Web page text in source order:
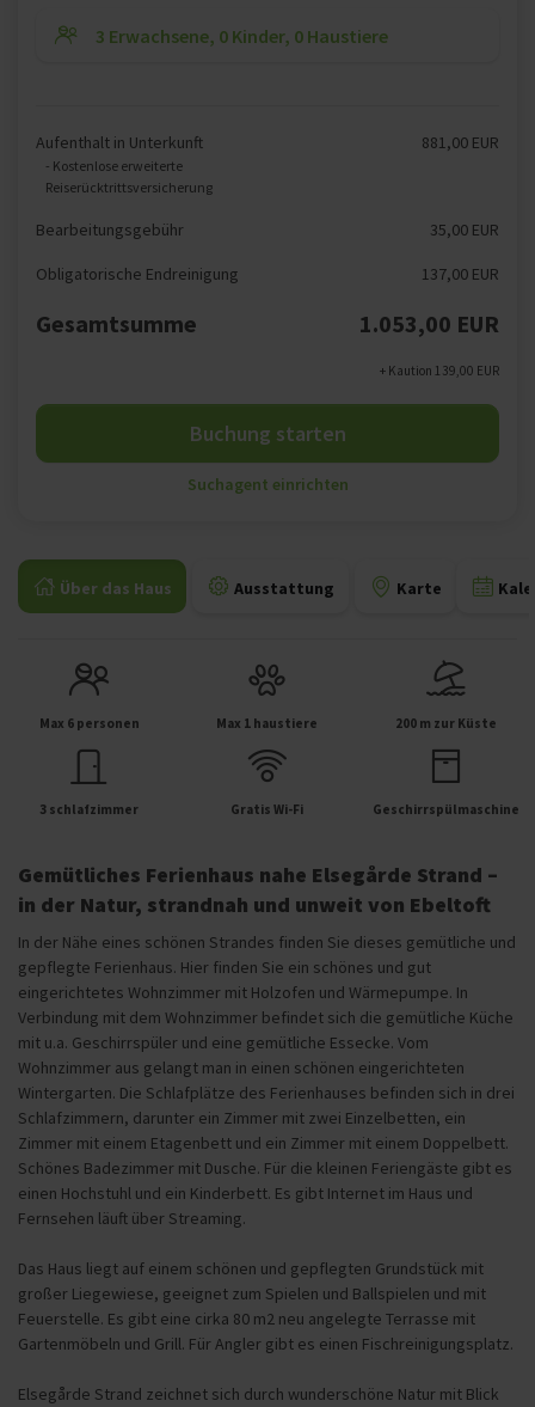
Über das Haus Ausstattung Karte
Max 6 personen Max 1 haustiere 200 m zur Küste
3 schlafzimmer Gratis Wi-Fi Geschirrspülmaschine
Gemütliches Ferienhaus nahe Elsegårde Strand –
in der Natur, strandnah und unweit von Ebeltoft
In der Nähe eines schönen Strandes finden Sie dieses gemütliche und
gepflegte Ferienhaus. Hier finden Sie ein schönes und gut
eingerichtetes Wohnzimmer mit Holzofen und Wärmepumpe. In
Verbindung mit dem Wohnzimmer befindet sich die gemütliche Küche
mit u.a. Geschirrspüler und eine gemütliche Essecke. Vom
Wohnzimmer aus gelangt man in einen schönen eingerichteten
Wintergarten. Die Schlafplätze des Ferienhauses befinden sich in drei
Schlafzimmern, darunter ein Zimmer mit zwei Einzelbetten, ein
Zimmer mit einem Etagenbett und ein Zimmer mit einem Doppelbett.
Schönes Badezimmer mit Dusche. Für die kleinen Feriengäste gibt es
einen Hochstuhl und ein Kinderbett. Es gibt Internet im Haus und
Fernsehen läuft über Streaming.
Das Haus liegt auf einem schönen und gepflegten Grundstück mit
großer Liegewiese, geeignet zum Spielen und Ballspielen und mit
Feuerstelle. Es gibt eine cirka 80 m2 neu angelegte Terrasse mit
Gartenmöbeln und Grill. Für Angler gibt es einen Fischreinigungsplatz.
Elsegårde Strand zeichnet sich durch wunderschöne Natur mit Blick
Aufenthalt in Unterkunft
- Kostenlose erweiterte
Reiserücktrittsversicherung
881,00 EUR
Bearbeitungsgebühr 35,00 EUR
Obligatorische Endreinigung 137,00 EUR
Gesamtsumme 1.053,00 EUR
+ Kaution 139,00 EUR
Buchung starten
Suchagent einrichten